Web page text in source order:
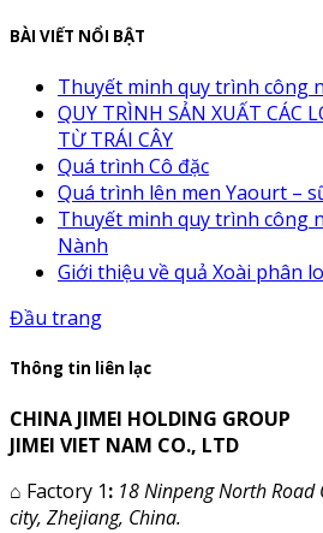
BÀI VIẾT NỔI BẬT
Thuyết minh quy trình công
QUY TRÌNH SẢN XUẤT CÁC
TỪ TRÁI CÂY
Quá trình Cô đặc
Quá trình lên men Yaourt –
Thuyết minh quy trình công
Nành
Giới thiệu về quả Xoài phân
Đầu trang
Thông tin liên lạc
CHINA JIMEI HOLDING GROUP
JIMEI VIET NAM CO., LTD
⌂ Factory 1: 18 Ninpeng North
city, Zhejiang, China.